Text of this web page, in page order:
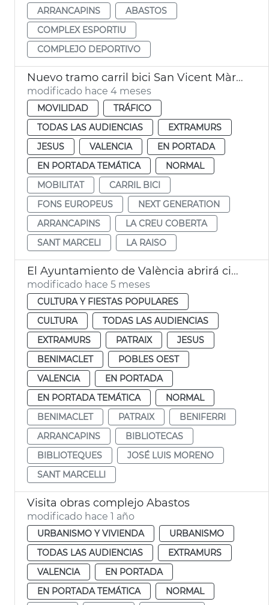
ARRANCAPINS
ABASTOS
COMPLEX ESPORTIU
COMPLEJO DEPORTIVO
Nuevo tramo carril bici San Vicent Màrtir València
modificado hace 4 meses
MOVILIDAD
TRÁFICO
TODAS LAS AUDIENCIAS
EXTRAMURS
JESUS
VALENCIA
EN PORTADA
EN PORTADA TEMÁTICA
NORMAL
MOBILITAT
CARRIL BICI
FONS EUROPEUS
NEXT GENERATION
ARRANCAPINS
LA CREU COBERTA
SANT MARCELI
LA RAISO
El Ayuntamiento de València abrirá cinco bibliotecas 24 horas durante las épocas de exámenes
modificado hace 5 meses
CULTURA Y FIESTAS POPULARES
CULTURA
TODAS LAS AUDIENCIAS
EXTRAMURS
PATRAIX
JESUS
BENIMACLET
POBLES OEST
VALENCIA
EN PORTADA
EN PORTADA TEMÁTICA
NORMAL
BENIMACLET
PATRAIX
BENIFERRI
ARRANCAPINS
BIBLIOTECAS
BIBLIOTEQUES
JOSÉ LUIS MORENO
SANT MARCELLI
Visita obras complejo Abastos
modificado hace 1 año
URBANISMO Y VIVIENDA
URBANISMO
TODAS LAS AUDIENCIAS
EXTRAMURS
VALENCIA
EN PORTADA
EN PORTADA TEMÁTICA
NORMAL